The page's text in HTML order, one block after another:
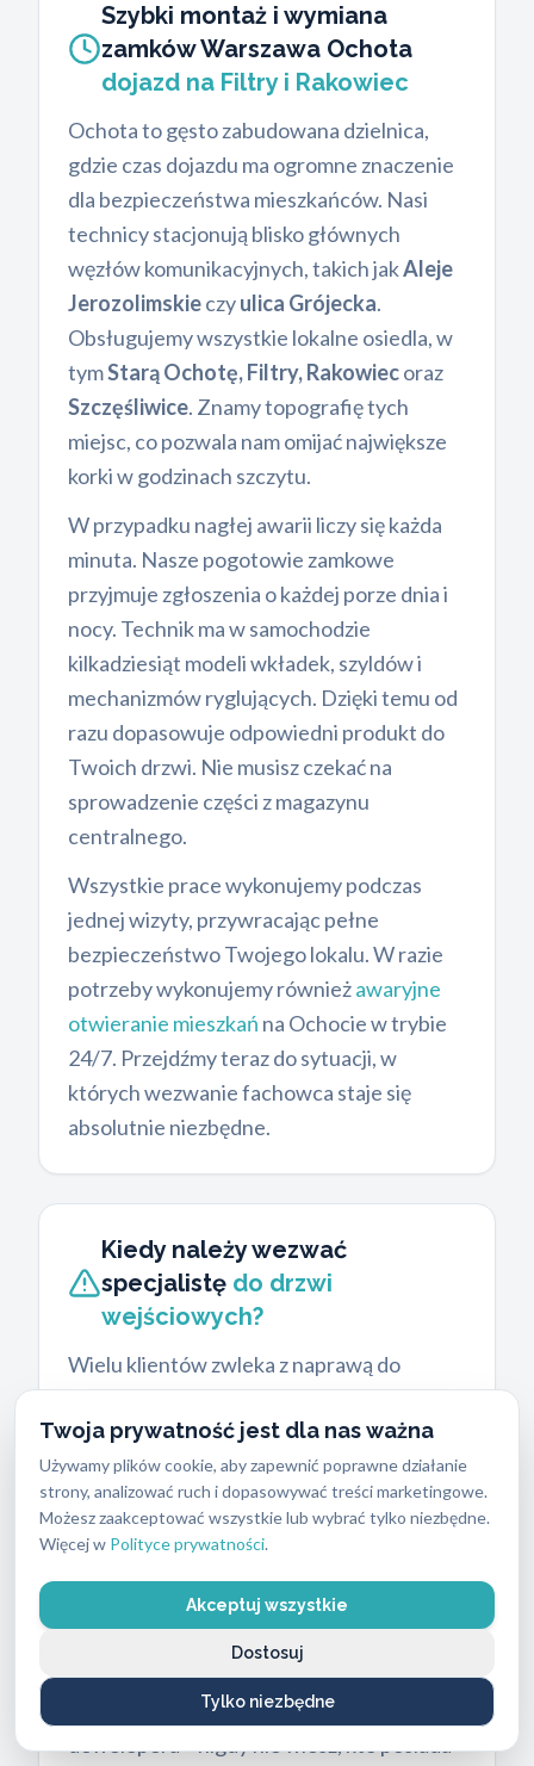
Twoja prywatność jest dla nas ważna
Używamy plików cookie, aby zapewnić poprawne działanie
strony, analizować ruch i dopasowywać treści marketingowe.
Możesz zaakceptować wszystkie lub wybrać tylko niezbędne.
Więcej w Polityce prywatności.
Akceptuj wszystkie
Tylko niezbędne
Dostosuj
Szybki montaż i wymiana
zamków Warszawa Ochota
dojazd na Filtry i Rakowiec
Ochota to gęsto zabudowana dzielnica,
gdzie czas dojazdu ma ogromne znaczenie
dla bezpieczeństwa mieszkańców. Nasi
technicy stacjonują blisko głównych
węzłów komunikacyjnych, takich jakAleje
Jerozolimskieczyulica Grójecka.
Obsługujemy wszystkie lokalne osiedla, w
tymStarą Ochotę, Filtry, Rakowiecoraz
Szczęśliwice. Znamy topografię tych
miejsc, co pozwala nam omijać największe
korki w godzinach szczytu.
W przypadku nagłej awarii liczy się każda
minuta. Nasze pogotowie zamkowe
przyjmuje zgłoszenia o każdej porze dnia i
nocy. Technik ma w samochodzie
kilkadziesiąt modeli wkładek, szyldów i
mechanizmów ryglujących. Dzięki temu od
razu dopasowuje odpowiedni produkt do
Twoich drzwi. Nie musisz czekać na
sprowadzenie części z magazynu
centralnego.
Wszystkie prace wykonujemy podczas
jednej wizyty, przywracając pełne
bezpieczeństwo Twojego lokalu. W razie
potrzeby wykonujemy równieżawaryjne
otwieranie mieszkań na Ochocie w trybie
24/7. Przejdźmy teraz do sytuacji, w
których wezwanie fachowca staje się
absolutnie niezbędne.
Kiedy należy wezwać
specjalistę do drzwi
wejściowych?
Wielu klientów zwleka z naprawą do
momentu całkowitego zablokowania drzwi.
To błąd, który generuje dodatkowe koszty i
niepotrzebny stres. Trudności z
przekręceniem klucza lub zacinający się
rygiel to pierwsze sygnały zużycia
wymiana zamków są konieczne po
zgubieniu lub kradzieży kluczy. Dotyczy to
również zakupu nowego mieszkania na
rynku wtórnym lub odbioru lokalu od
dewelopera – nigdy nie wiesz, kto posiada